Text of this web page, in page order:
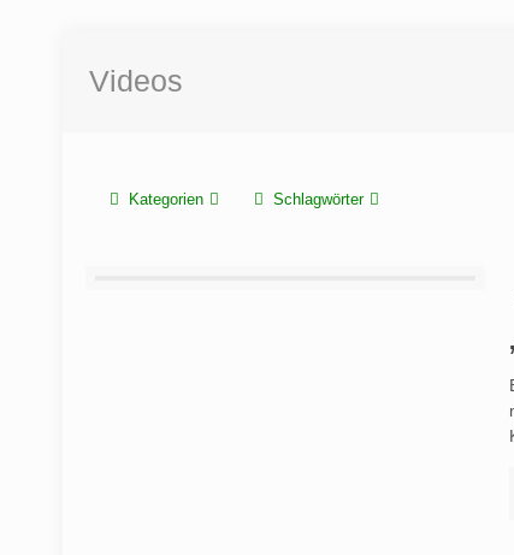
Videos
Kategorien Schlagwörter